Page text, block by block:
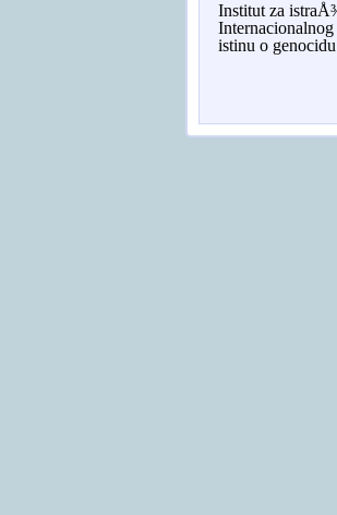
Institut za
istinu o